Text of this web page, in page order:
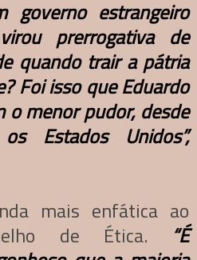
governo estrangeiro
prerrogativa de
quando trair a pátria
Foi isso que Eduardo
o menor pudor, desde
Estados Unidos”,
mais enfática ao
de Ética.
“É